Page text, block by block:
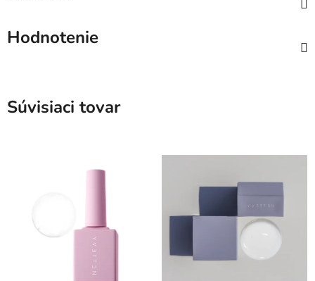
Hodnotenie
Súvisiaci tovar